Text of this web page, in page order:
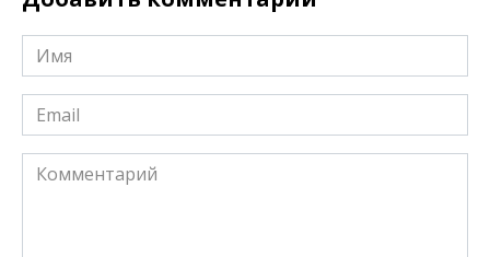
Имя
*
Email
*
Комментарий